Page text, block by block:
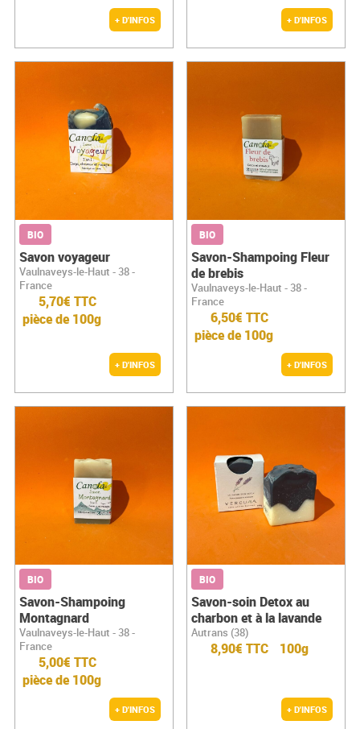
+ D'INFOS + D'INFOS
BIO
Savon voyageur
Vaulnaveys-le-Haut - 38 -
France
5,70€ TTC
pièce de 100g
+ D'INFOS
BIO
Savon-Shampoing Fleur
de brebis
Vaulnaveys-le-Haut - 38 -
France
6,50€ TTC
pièce de 100g
+ D'INFOS
BIO
Savon-Shampoing
Montagnard
Vaulnaveys-le-Haut - 38 -
France
5,00€ TTC
pièce de 100g
+ D'INFOS
BIO
Savon-soin Detox au
charbon et à la lavande
Autrans (38)
8,90€ TTC 100g
+ D'INFOS